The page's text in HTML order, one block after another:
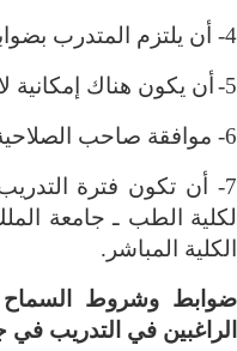
4- أن يلتزم المتدرب بضوابط تدريب أطباء الامتياز بالكلية
5-
أن يكون هناك إمكانية
6- موافقة صاحب الصلاحية
7- أن تكون فترة
لكلية الطب ـ جامعة
الكلية المباشر .
ضوابط وشروط السماح
الراغبين في التدريب في